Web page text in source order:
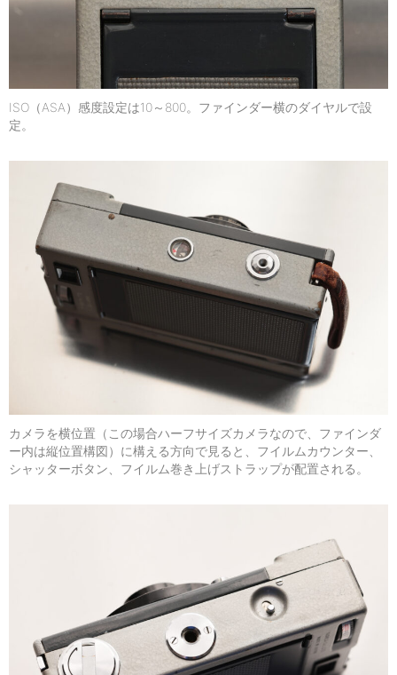
ISO（ASA）感度設定は10～800。ファインダー横のダイヤルで設
定。
カメラを横位置（この場合ハーフサイズカメラなので、ファインダ
ー内は縦位置構図）に構える方向で見ると、フイルムカウンター、
シャッターボタン、フイルム巻き上げストラップが配置される。